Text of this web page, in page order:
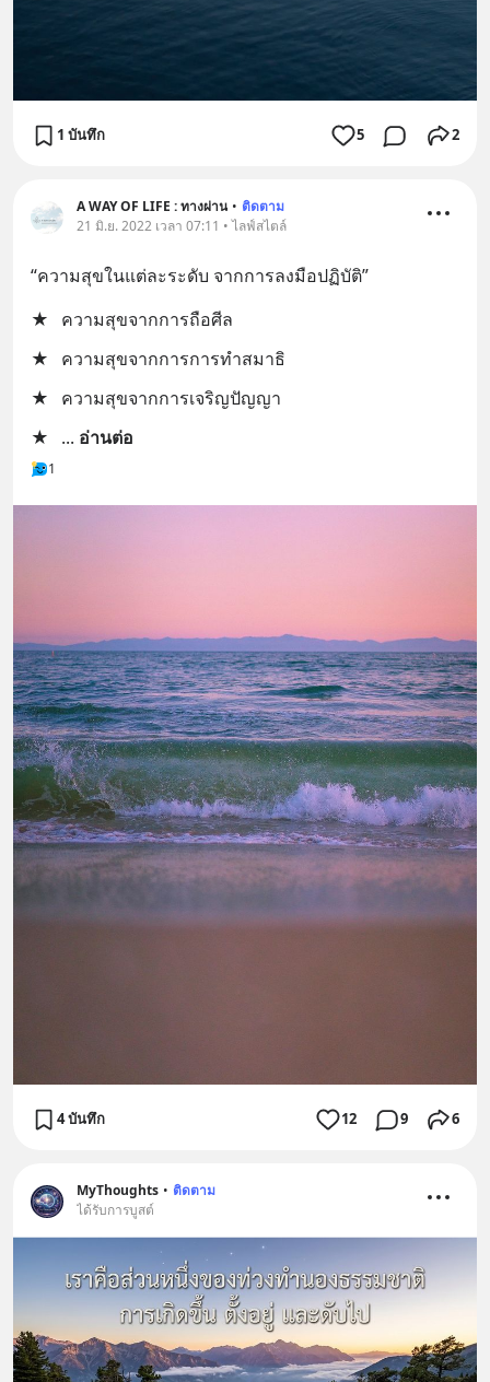
1 บันทึก 5 2
A WAY OF LIFE : ทางผ่าน • ติดตาม
21 มิ.ย. 2022 เวลา 07:11 • ไลฟ์สไตล์
“ความสุขในแต่ละระดับ จากการลงมือปฏิบัติ”
★
ความสุขจากการถือศีล
★
ความสุขจากการการทำสมาธิ
★
ความสุขจากการเจริญปัญญา
★
... อ่านต่อ
1
4 บันทึก 12 9 6
MyThoughts • ติดตาม
ได้รับการบูสต์